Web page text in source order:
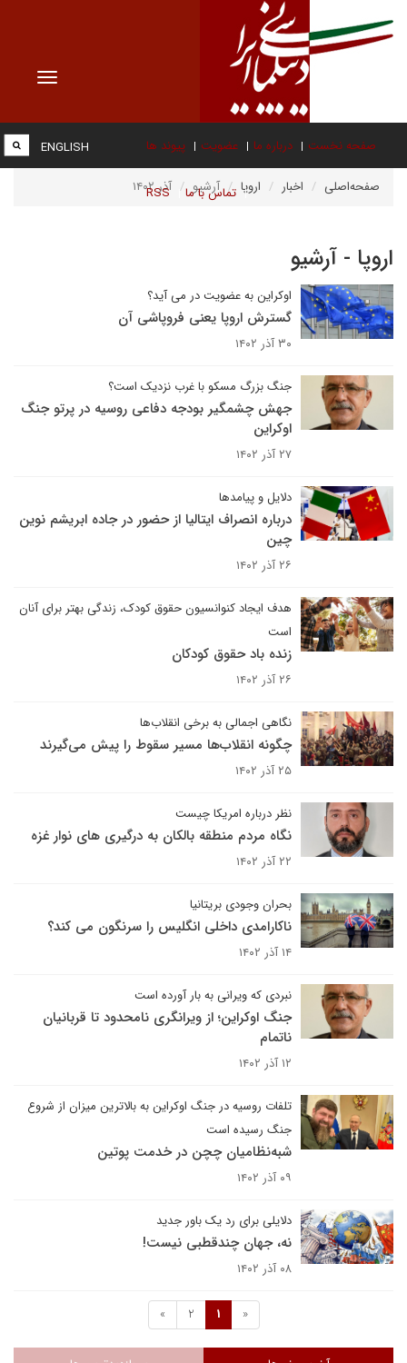
Toggle
صفحه نخست درباره ما عضویت پیوند ها
تماس با ما RSS
ENGLISH
صفحه‌اصلی اخبار اروپا آرشیو آذر ۱۴۰۲
اروپا - آرشیو
اوکراین به عضویت در می آید؟
گسترش اروپا یعنی فروپاشی آن
۳۰ آذر ۱۴۰۲
جنگ بزرگ مسکو با غرب نزدیک است؟
جهش چشمگیر بودجه دفاعی روسیه در پرتو جنگ
اوکراین
۲۷ آذر ۱۴۰۲
دلایل و پیامدها
درباره انصراف ایتالیا از حضور در جاده ابریشم نوین
چین
۲۶ آذر ۱۴۰۲
هدف ایجاد کنوانسیون حقوق کودک، زندگی بهتر برای آنان
است
زنده باد حقوق کودکان
۲۶ آذر ۱۴۰۲
نگاهی اجمالی به برخی انقلاب‌ها
چگونه انقلاب‌ها مسیر سقوط را پیش می‌گیرند
۲۵ آذر ۱۴۰۲
نظر درباره امریکا چیست
نگاه مردم منطقه بالکان به درگیری های نوار غزه
۲۲ آذر ۱۴۰۲
بحران وجودی بریتانیا
ناکارامدی داخلی انگلیس را سرنگون می کند؟
۱۴ آذر ۱۴۰۲
نبردی که ویرانی به بار آورده است
جنگ اوکراین؛ از ویرانگری نامحدود تا قربانیان
ناتمام
۱۲ آذر ۱۴۰۲
تلفات روسیه در جنگ اوکراین به بالاترین میزان از شروع
جنگ رسیده است
شبه‌نظامیان چچن در خدمت پوتین
۰۹ آذر ۱۴۰۲
دلایلی برای رد یک باور جدید
نه، جهان چندقطبی نیست!
۰۸ آذر ۱۴۰۲
«
1
2
»